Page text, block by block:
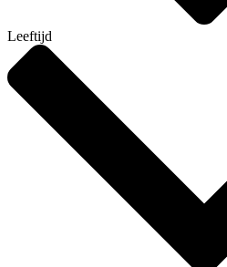
Leeftijd